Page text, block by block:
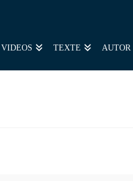
VIDEOS TEXTE AUTOR